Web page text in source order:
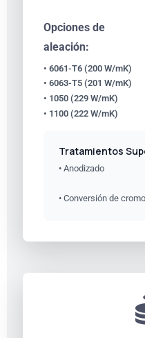
Opciones de
aleación:
• 6061-T6 (200 W/mK)
• 6063-T5 (201 W/mK)
• 1050 (229 W/mK)
• 1100 (222 W/mK)
Tratamientos
• Anodizado
• Conversión de cromo